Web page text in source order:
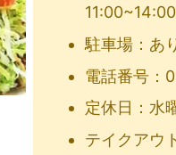
駐車場：あ
電話番号：
定休日：水
テイクアウ